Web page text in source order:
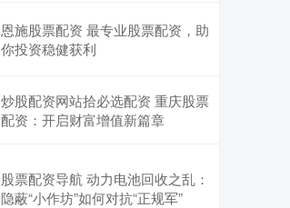
恩施股票配资 最专业股票配资，助
你投资稳健获利
炒股配资网站拾必选配资 重庆股票
配资：开启财富增值新篇章
股票配资导航 动力电池回收之乱：
隐蔽“小作坊”如何对抗“正规军”